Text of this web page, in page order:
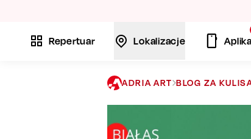
Repertuar Lokalizacje
ADRIA ART BLOG ZA